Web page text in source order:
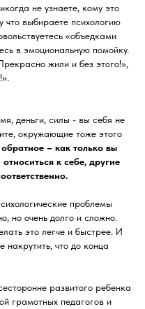
не узнаете, кому это
выбираете психологию
«объедками
в эмоциональную помойку.
жили и без этого!»,
деньги, силы - вы себя не
окружающие тоже этого
– как только вы
к себе, другие
проблемы
но очень долго и сложно.
это легче и быстрее. И
накрутить, что до конца
развитого ребенка
грамотных педагогов и